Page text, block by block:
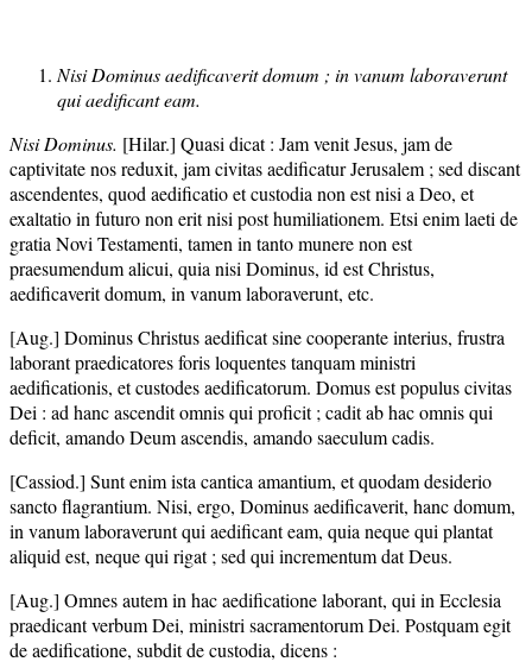
Nisi Dominus aedificaverit domum ; in vanum laboraverunt
qui aedificant eam.
Nisi Dominus. [Hilar.] Quasi dicat : Jam venit Jesus, jam de
captivitate nos reduxit, jam civitas aedificatur Jerusalem ; sed discant
ascendentes, quod aedificatio et custodia non est nisi a Deo, et
exaltatio in futuro non erit nisi post humiliationem. Etsi enim laeti de
gratia Novi Testamenti, tamen in tanto munere non est
praesumendum alicui, quia nisi Dominus, id est Christus,
aedificaverit domum, in vanum laboraverunt, etc.
[Aug.] Dominus Christus aedificat sine cooperante interius, frustra
laborant praedicatores foris loquentes tanquam ministri
aedificationis, et custodes aedificatorum. Domus est populus civitas
Dei : ad hanc ascendit omnis qui proficit ; cadit ab hac omnis qui
deficit, amando Deum ascendis, amando saeculum cadis.
[Cassiod.] Sunt enim ista cantica amantium, et quodam desiderio
sancto flagrantium. Nisi, ergo, Dominus aedificaverit, hanc domum,
in vanum laboraverunt qui aedificant eam, quia neque qui plantat
aliquid est, neque qui rigat ; sed qui incrementum dat Deus.
[Aug.] Omnes autem in hac aedificatione laborant, qui in Ecclesia
praedicant verbum Dei, ministri sacramentorum Dei. Postquam egit
de aedificatione, subdit de custodia, dicens :